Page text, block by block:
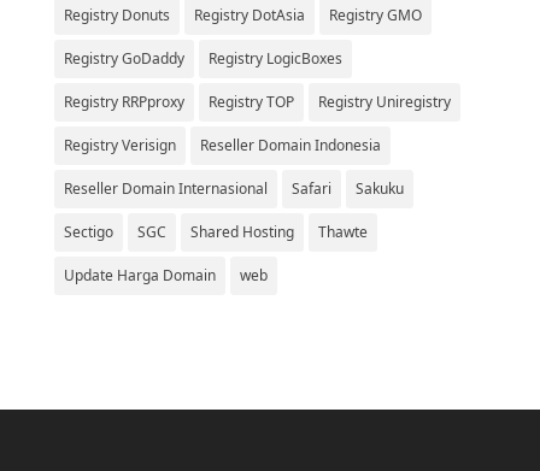
Registry Donuts Registry DotAsia Registry GMO
Registry GoDaddy Registry LogicBoxes
Registry RRPproxy Registry TOP Registry Uniregistry
Registry Verisign Reseller Domain Indonesia
Reseller Domain Internasional Safari Sakuku
Sectigo SGC Shared Hosting Thawte
Update Harga Domain web